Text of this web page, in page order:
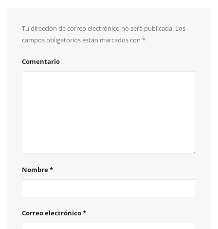
Tu dirección de correo electrónico no será publicada. Los
campos obligatorios están marcados con *
Comentario
Nombre*
Correo electrónico*